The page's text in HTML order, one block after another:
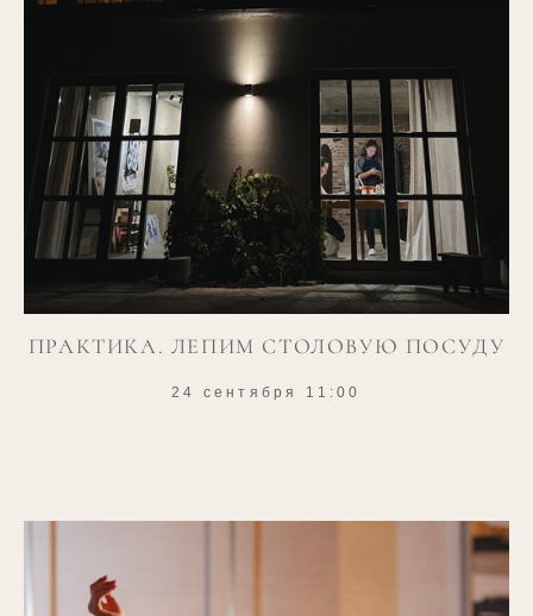
ПРАКТИКА. ЛЕПИМ СТОЛОВУЮ ПОСУДУ
24 сентября 11:00